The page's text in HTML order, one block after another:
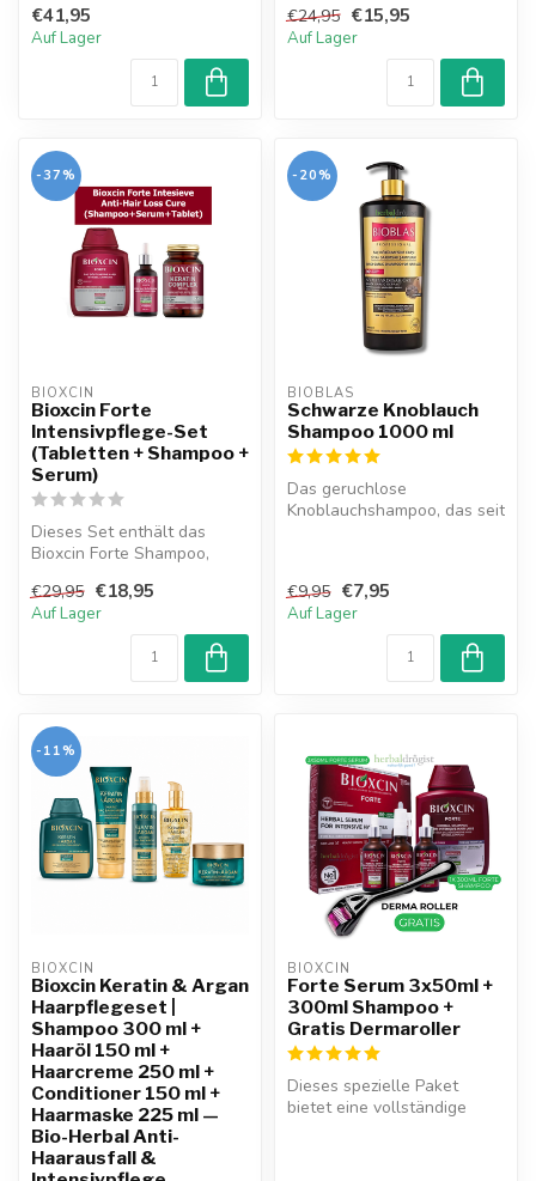
und Serum stärkt ...
€41,95
Auf Lager
m...
€24,95 €15,95
Auf Lager
-37%
BIOXCIN
Bioxcin Forte
Intensivpflege-Set
(Tabletten + Shampoo +
Serum)
Dieses Set enthält das
Bioxcin Forte Shampoo,
einer vers...
€29,95 €18,95
Auf Lager
-20%
BIOBLAS
Schwarze Knoblauch
Shampoo 1000 ml
Das geruchlose
Knoblauchshampoo, das seit
€9,95 €7,95
Auf Lager
-11%
BIOXCIN
Bioxcin Keratin & Argan
Haarpflegeset |
Shampoo 300 ml +
Haaröl 150 ml +
Haarcreme 250 ml +
Conditioner 150 ml +
Haarmaske 225 ml —
Bio-Herbal Anti-
Haarausfall &
BIOXCIN
Forte Serum 3x50ml +
300ml Shampoo +
Gratis Dermaroller
Dieses spezielle Paket
bietet eine vollständige